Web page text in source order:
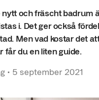
nytt och fräscht badrum
i. Det ger också
Men vad kostar det
får du en liten guide.
• 5 september 2021